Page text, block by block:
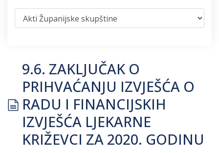
document
9.6. ZAKLJUČAK O
PRIHVAĆANJU IZVJEŠĆA O
RADU I FINANCIJSKIH
IZVJEŠĆA LJEKARNE
KRIŽEVCI ZA 2020. GODINU